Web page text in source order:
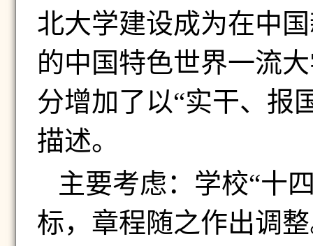
北大学建设成为在中
的中国特色世界一流
分增加了以“实干、报
描述。
主要考虑：学校“十
标，章程随之作出调